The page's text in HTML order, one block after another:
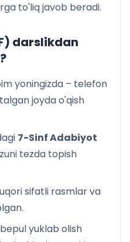
to'liq javob beradi.
darslikdan
yoningizda – telefon
joyda o'qish
7-Sinf Adabiyot
tezda topish
sifatli rasmlar va
yuklab olish